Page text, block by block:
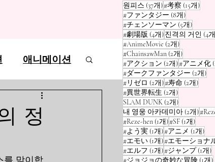
애니메이션
정
를 맞이합
원피스 (37개)게시물 37개
#考察 (15개)게시
#ファンタジー (8개)게시물 8
#チェンソーマン (5개)게시물
#劇場版 (4개)게시물 4개
진격의 거인 (4
#AnimeMovie (2개)게시물 2개
#ChainsawMan (2개)게시물 2개
#アクション (2개)게시물 2개
#アニメ化
#ダークファンタジー (2개)게
#リゼロ (2개)게시물 2개
#寿命 (2개)게시
#異世界転生 (2개)게시물 2개
SLAM DUNK (2개)게시물 2개
내 영웅 아카데미아 (2개)게시
#Reze-hen (1개)게시물 1개
#SF (1개)게시
#よう実 (1개)게시물 1개
#アニメ (1개)게
#エモい (1개)게시물 1개
#エモーショナ
#エルフ (1개)게시물 1개
#ジャンプ (1개)
#ジョジョの奇妙な冒険 (1개)